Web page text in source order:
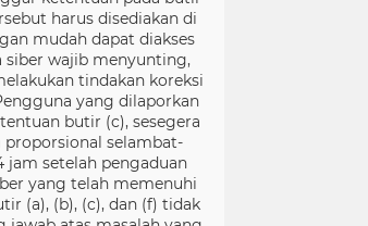
harus disediakan di
mudah dapat diakses
siber wajib menyunting,
tindakan koreksi
yang dilaporkan
butir (c), sesegera
proporsional selambat-
jam setelah pengaduan
yang telah memenuhi
(a), (b), (c), dan (f) tidak